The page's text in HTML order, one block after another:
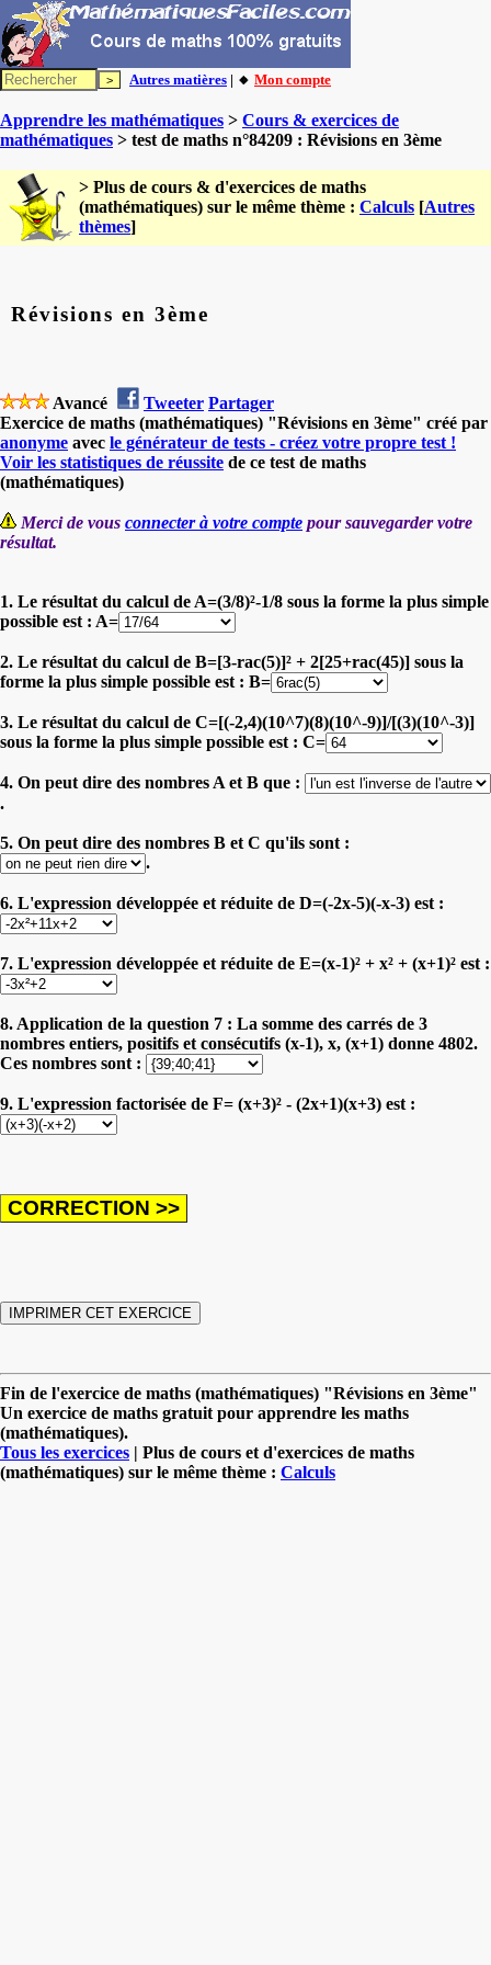
Autres matières | 🔸 Mon compte
Apprendre les mathématiques > Cours & exercices de
mathématiques > test de maths n°84209 : Révisions en 3ème
> Plus de cours & d'exercices de maths
(mathématiques) sur le même thème : Calculs [Autres
thèmes]
Révisions en 3ème
Avancé Tweeter Partager
Exercice de maths (mathématiques) "Révisions en 3ème" créé par
anonyme avec le générateur de tests - créez votre propre test !
Voir les statistiques de réussite de ce test de maths
(mathématiques)
Merci de vous connecter à votre compte pour sauvegarder votre
résultat.
1. Le résultat du calcul de A=(3/8)²-1/8 sous la forme la plus simple
possible est : A=
2. Le résultat du calcul de B=[3-rac(5)]² + 2[25+rac(45)] sous la
forme la plus simple possible est : B=
3. Le résultat du calcul de C=[(-2,4)(10^7)(8)(10^-9)]/[(3)(10^-3)]
sous la forme la plus simple possible est : C=
4. On peut dire des nombres A et B que :
.
5. On peut dire des nombres B et C qu'ils sont :
.
6. L'expression développée et réduite de D=(-2x-5)(-x-3) est :
7. L'expression développée et réduite de E=(x-1)² + x² + (x+1)² est :
8. Application de la question 7 : La somme des carrés de 3
nombres entiers, positifs et consécutifs (x-1), x, (x+1) donne 4802.
Ces nombres sont :
9. L'expression factorisée de F= (x+3)² - (2x+1)(x+3) est :
Fin de l'exercice de maths (mathématiques) "Révisions en 3ème"
Un exercice de maths gratuit pour apprendre les maths
(mathématiques).
Tous les exercices | Plus de cours et d'exercices de maths
(mathématiques) sur le même thème : Calculs